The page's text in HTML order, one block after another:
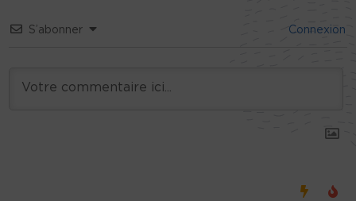
S’abonner Connexion